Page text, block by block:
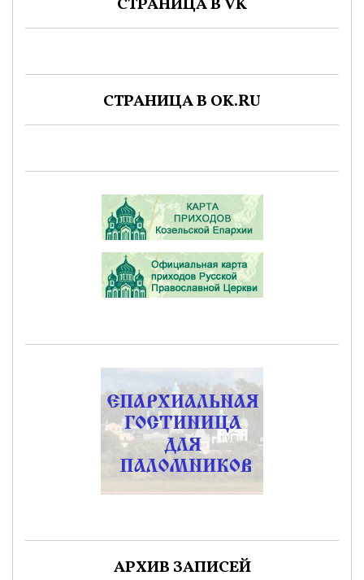
СТРАНИЦА В VK
СТРАНИЦА В OK.RU
АРХИВ ЗАПИСЕЙ